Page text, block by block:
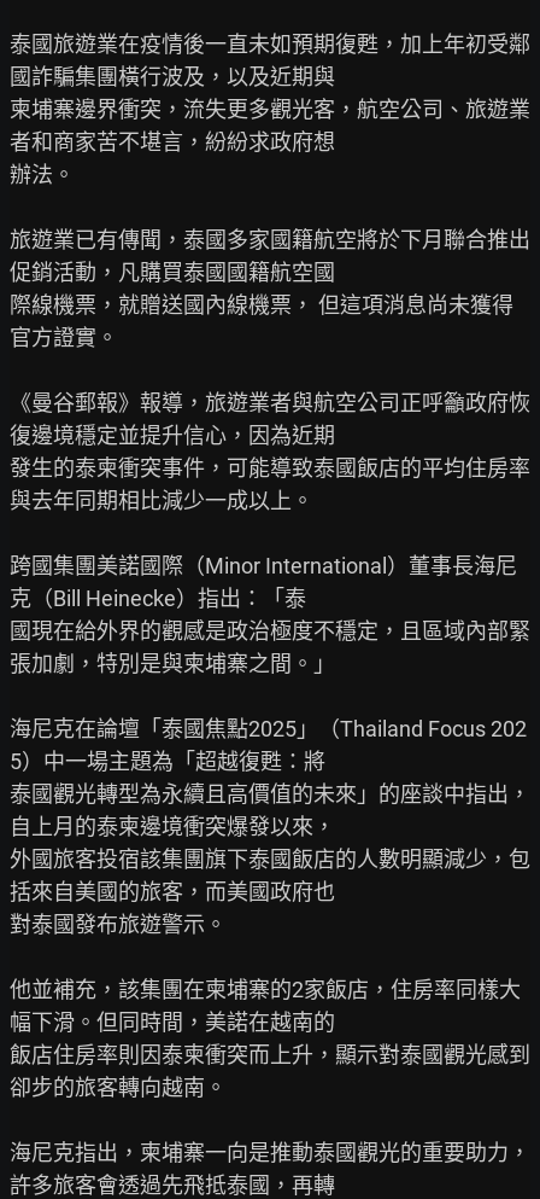
泰國旅遊業在疫情後一直未如預期復甦，加上年初受鄰
國詐騙集團橫行波及，以及近期與
柬埔寨邊界衝突，流失更多觀光客，航空公司、旅遊業
者和商家苦不堪言，紛紛求政府想
辦法。
旅遊業已有傳聞，泰國多家國籍航空將於下月聯合推出
促銷活動，凡購買泰國國籍航空國
際線機票，就贈送國內線機票， 但這項消息尚未獲得
官方證實。
《曼谷郵報》報導，旅遊業者與航空公司正呼籲政府恢
復邊境穩定並提升信心，因為近期
發生的泰柬衝突事件，可能導致泰國飯店的平均住房率
與去年同期相比減少一成以上。
跨國集團美諾國際（Minor International）董事長海尼
克（Bill Heinecke）指出：「泰
國現在給外界的觀感是政治極度不穩定，且區域內部緊
張加劇，特別是與柬埔寨之間。」
海尼克在論壇「泰國焦點2025」（Thailand Focus 202
5）中一場主題為「超越復甦：將
泰國觀光轉型為永續且高價值的未來」的座談中指出，
自上月的泰柬邊境衝突爆發以來，
外國旅客投宿該集團旗下泰國飯店的人數明顯減少，包
括來自美國的旅客，而美國政府也
對泰國發布旅遊警示。
他並補充，該集團在柬埔寨的2家飯店，住房率同樣大
幅下滑。但同時間，美諾在越南的
飯店住房率則因泰柬衝突而上升，顯示對泰國觀光感到
卻步的旅客轉向越南。
海尼克指出，柬埔寨一向是推動泰國觀光的重要助力，
許多旅客會透過先飛抵泰國，再轉